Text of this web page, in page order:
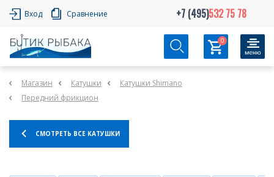
Вход Сравнение +7 (495)532 75 78
0
Магазин Катушки
Катушки Shimano
Передний фрикцион
СМОТРЕТЬ ВСЕ КАТУШКИ